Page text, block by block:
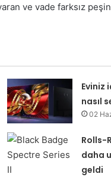
ve vade farksız
Eviniz
nasıl
02
Rolls-
daha
geldi